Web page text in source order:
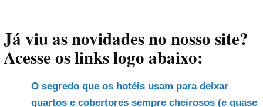
Já viu as novidades no nosso site?
Acesse os links logo abaixo:
O segredo que os hotéis usam para deixar
quartos e cobertores sempre cheirosos (e quase